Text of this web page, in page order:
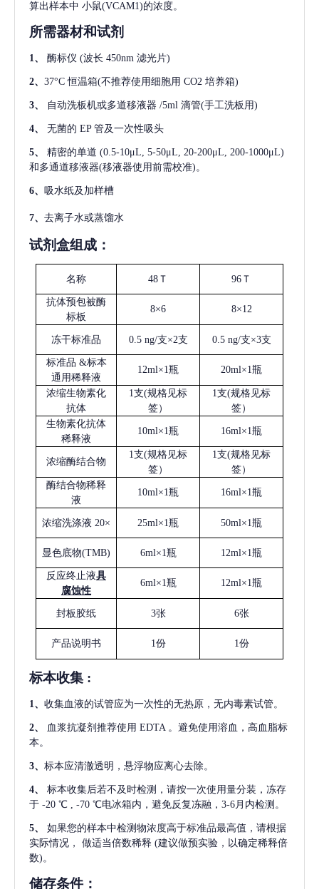
算出样本中 小鼠(VCAM1)的浓度。
所需器材和试剂
1、 酶标仪 (波长 450nm 滤光片)
2、 37°C 恒温箱(不推荐使用细胞用 CO2 培养箱)
3、 自动洗板机或多道移液器 /5ml 滴管(手工洗板用)
4、 无菌的 EP 管及一次性吸头
5、 精密的单道 (0.5-10μL, 5-50μL, 20-200μL, 200-1000μL)
和多通道移液器(移液器使用前需校准)。
6、 吸水纸及加样槽
7、 去离子水或蒸馏水
试剂盒组成：
名称 48Ｔ 96Ｔ
抗体预包被酶
标板
8×6 8×12
冻干标准品 0.5 ng/支×2支 0.5 ng/支×3支
标准品 &标本
通用稀释液
12ml×1瓶 20ml×1瓶
浓缩生物素化
抗体
1支(规格见标
签）
1支(规格见标
签）
生物素化抗体
稀释液
10ml×1瓶 16ml×1瓶
浓缩酶结合物
1支(规格见标
签）
1支(规格见标
签）
酶结合物稀释
液
10ml×1瓶 16ml×1瓶
浓缩洗涤液 20× 25ml×1瓶 50ml×1瓶
显色底物(TMB) 6ml×1瓶 12ml×1瓶
反应终止液具
腐蚀性
6ml×1瓶 12ml×1瓶
封板胶纸 3张 6张
产品说明书 1份 1份
标本收集 :
1、 收集血液的试管应为一次性的无热原，无内毒素试管。
2、 血浆抗凝剂推荐使用 EDTA 。避免使用溶血，高血脂标
本。
3、 标本应清澈透明，悬浮物应离心去除。
4、
标本收集后若不及时检测，请按一次使用量分装，冻存
于 -20 ℃ , -70 ℃电冰箱内，避免反复冻融，3-6月内检测。
5、
如果您的样本中检测物浓度高于标准品最高值，请根据
实际情况，
做适当倍数稀释 (建议做预实验，以确定稀释倍
数)。
储存条件：